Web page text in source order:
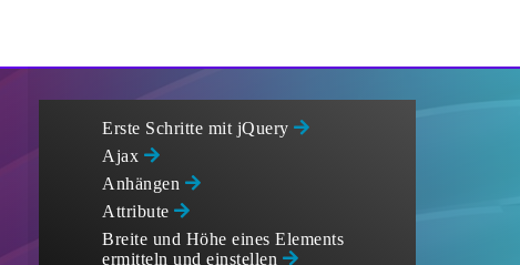
Erste Schritte mit jQuery
Ajax
Anhängen
Attribute
Breite und Höhe eines Elements
ermitteln und einstellen